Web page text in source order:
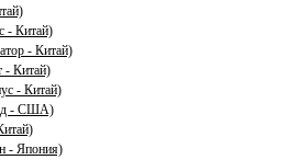
- Китай)
- Китай)
- Китай)
- Китай)
- США)
- Япония)